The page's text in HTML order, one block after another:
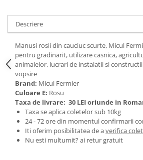
Motocoase, Trimmere si Masini de
tuns gazon
Motocositori cu motoare 2T
Trimmere electrice
Masini de tuns gazon pe benzina
Tractoraș de tuns gazonul
Zootehnie
Incubatoare, oparitoare si
deplumatoare
Echipamente pentru animale
Descriere
Manusi rosii din cauciuc scurte, Micul
pentru gradinarit, utilizare casnica,
animalelor, lucrari de instalatii si
vopsire
Brand: Micul Fermier
Culoare E: Rosu
Taxa de livrare: 30 LEI oriunde in
Taxa se aplica coletelor sub 10kg
24 - 72 ore din momentul confirmarii
Iti oferim posibilitatea de averifica
Nu esti multumit? ai retur gratuit